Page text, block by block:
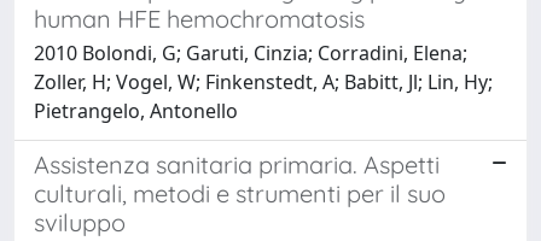
human HFE hemochromatosis
2010 Bolondi, G; Garuti, Cinzia; Corradini, Elena;
Zoller, H; Vogel, W; Finkenstedt, A; Babitt, Jl; Lin, Hy;
Pietrangelo, Antonello
Assistenza sanitaria primaria. Aspetti
culturali, metodi e strumenti per il suo
sviluppo